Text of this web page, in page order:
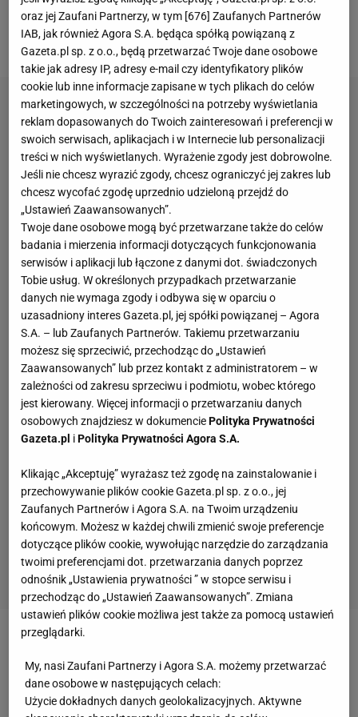
stylu, jako że zdobył mistrzostwo Polski na 10 000
metrów na zawodach w Tomaszowie Mazowieckim.
Semirunnij zaimponował w piątek? W niedzielę
oraz jej Zaufani Partnerzy, w tym [676] Zaufanych Partnerów
IAB, jak również Agora S.A. będąca spółką powiązaną z
Gazeta.pl sp. z o.o., będą przetwarzać Twoje dane osobowe
takie jak adresy IP, adresy e-mail czy identyfikatory plików
cookie lub inne informacje zapisane w tych plikach do celów
marketingowych, w szczególności na potrzeby wyświetlania
reklam dopasowanych do Twoich zainteresowań i preferencji w
swoich serwisach, aplikacjach i w Internecie lub personalizacji
treści w nich wyświetlanych. Wyrażenie zgody jest dobrowolne.
Jeśli nie chcesz wyrazić zgody, chcesz ograniczyć jej zakres lub
chcesz wycofać zgodę uprzednio udzieloną przejdź do
„Ustawień Zaawansowanych”.
Twoje dane osobowe mogą być przetwarzane także do celów
badania i mierzenia informacji dotyczących funkcjonowania
serwisów i aplikacji lub łączone z danymi dot. świadczonych
Tobie usług. W określonych przypadkach przetwarzanie
danych nie wymaga zgody i odbywa się w oparciu o
uzasadniony interes Gazeta.pl, jej spółki powiązanej – Agora
S.A. – lub Zaufanych Partnerów. Takiemu przetwarzaniu
możesz się sprzeciwić, przechodząc do „Ustawień
Zaawansowanych” lub przez kontakt z administratorem – w
zależności od zakresu sprzeciwu i podmiotu, wobec którego
jest kierowany. Więcej informacji o przetwarzaniu danych
osobowych znajdziesz w dokumenciePolityka Prywatności
Gazeta.pl iPolityka Prywatności Agora S.A.
Klikając „Akceptuję” wyrażasz też zgodę na zainstalowanie i
przechowywanie plików cookie Gazeta.pl sp. z o.o., jej
Zaufanych Partnerów i Agora S.A. na Twoim urządzeniu
końcowym. Możesz w każdej chwili zmienić swoje preferencje
dotyczące plików cookie, wywołując narzędzie do zarządzania
twoimi preferencjami dot. przetwarzania danych poprzez
odnośnik „Ustawienia prywatności ” w stopce serwisu i
przechodząc do „Ustawień Zaawansowanych”. Zmiana
ustawień plików cookie możliwa jest także za pomocą ustawień
przeglądarki.
My, nasi Zaufani Partnerzy i Agora S.A. możemy przetwarzać
dane osobowe w następujących celach:
Użycie dokładnych danych geolokalizacyjnych. Aktywne